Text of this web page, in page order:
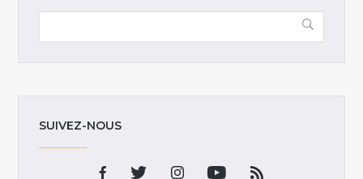
SUIVEZ-NOUS